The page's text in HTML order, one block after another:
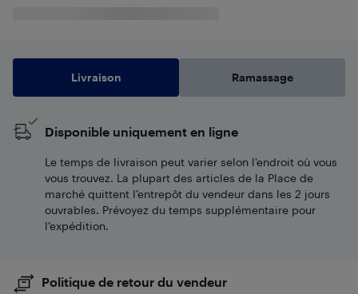
Livraison Ramassage
Disponible uniquement en ligne
Le temps de livraison peut varier selon l'endroit où vous
vous trouvez. La plupart des articles de la Place de
marché quittent l’entrepôt du vendeur dans les 2 jours
ouvrables. Prévoyez du temps supplémentaire pour
l’expédition.
Politique de retour du vendeur